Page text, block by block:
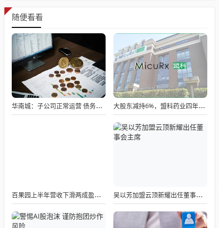
随便看看
华南城：子公司正常运营 债务重组方案探讨中 大股东减持6%，盟科药业四年亏损13亿，股价早盘跌近7%
百果园上半年营收下滑两成盈转亏付费会员降三成 吴以芳加盟云顶新耀出任董事会主席